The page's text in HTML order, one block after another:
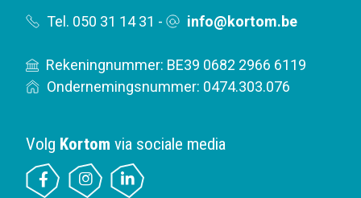
Tel. 050 31 14 31 - info@kortom.be
Rekeningnummer: BE39 0682 2966 6119
Ondernemingsnummer: 0474.303.076
Volg Kortom via sociale media